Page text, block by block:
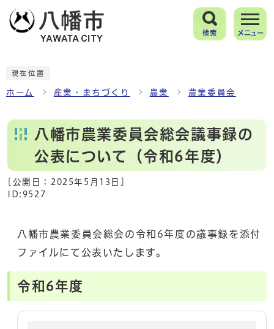
検索 メニュー
現在位置
ホーム 産業・まちづくり 農業 農業委員会
八幡市農業委員会総会議事録の
公表について（令和6年度）
[公開日： 2025年5月13日
ID:9527
八幡市農業委員会総会の令和6年度の議事録を添付
ファイルにて公表いたします。
令和6年度